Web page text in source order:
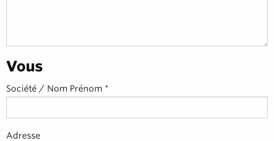
Vous
Société / Nom Prénom *
Adresse